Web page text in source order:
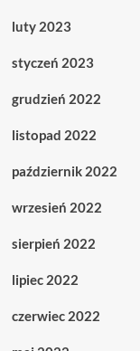
luty 2023
styczeń 2023
grudzień 2022
listopad 2022
październik 2022
wrzesień 2022
sierpień 2022
lipiec 2022
czerwiec 2022